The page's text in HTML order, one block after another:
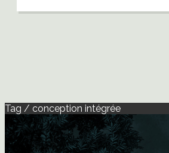
Tag / conception intégrée